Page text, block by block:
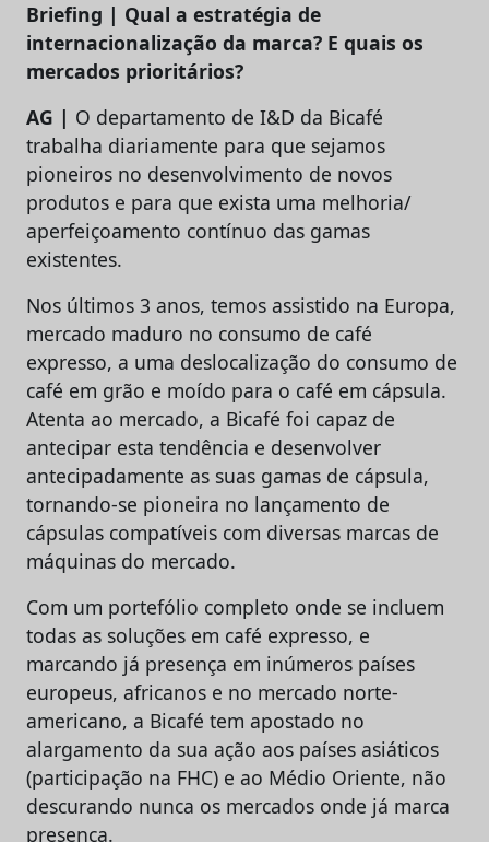
Briefing | Qual a estratégia de
internacionalização da marca? E quais os
mercados prioritários?
AG | O departamento de I&D da Bicafé
trabalha diariamente para que sejamos
pioneiros no desenvolvimento de novos
produtos e para que exista uma melhoria/
aperfeiçoamento contínuo das gamas
existentes.
Nos últimos 3 anos, temos assistido na Europa,
mercado maduro no consumo de café
expresso, a uma deslocalização do consumo de
café em grão e moído para o café em cápsula.
Atenta ao mercado, a Bicafé foi capaz de
antecipar esta tendência e desenvolver
antecipadamente as suas gamas de cápsula,
tornando-se pioneira no lançamento de
cápsulas compatíveis com diversas marcas de
máquinas do mercado.
Com um portefólio completo onde se incluem
todas as soluções em café expresso, e
marcando já presença em inúmeros países
europeus, africanos e no mercado norte-
americano, a Bicafé tem apostado no
alargamento da sua ação aos países asiáticos
(participação na FHC) e ao Médio Oriente, não
descurando nunca os mercados onde já marca
presença.